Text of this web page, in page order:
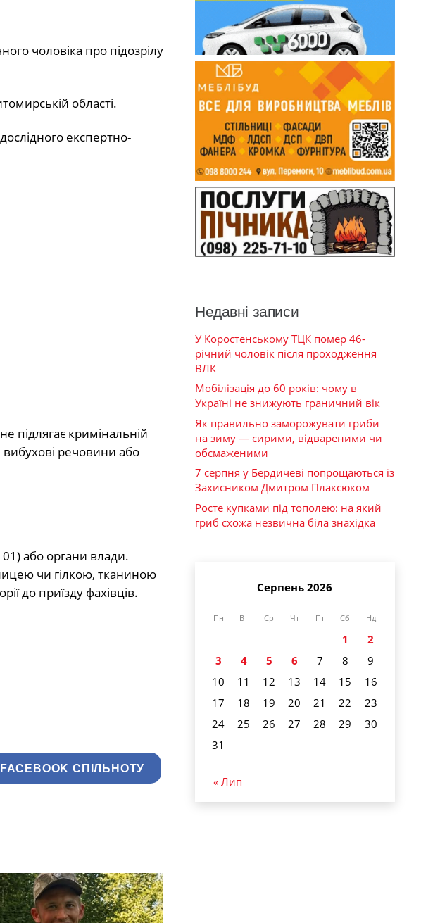
чоловіка про підозрілу
області.
експертно-
підлягає кримінальній
вибухові речовини або
або органи влади.
чи гілкою, тканиною
до приїзду фахівців.
СПІЛЬНОТУ
Недавні записи
У Коростенському ТЦК помер 46-
річний чоловік після проходження
ВЛК
Мобілізація до 60 років: чому в
Україні не знижують граничний вік
Як правильно заморожувати гриби
на зиму — сирими, відвареними чи
обсмаженими
7 серпня у Бердичеві попрощаються із
Захисником Дмитром Плаксюком
Росте купками під тополею: на який
гриб схожа незвична біла знахідка
Серпень 2026
Пн Вт Ср Чт Пт Сб Нд
1
2
3
4 5 6 7 8
9
10
11 12 13 14 15
16
17
18 19 20 21 22
23
24
25 26 27 28 29
30
31
« Лип